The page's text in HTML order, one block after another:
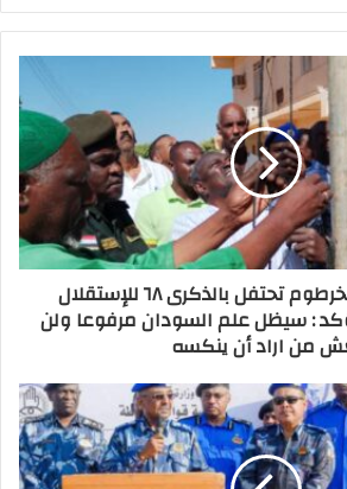
بالصور ... ولاية الخرطوم تحتفل بالذكرى ٦٨ للإستقلال
: سيظل علم السودان مرفوعا ولن
من اراد أن ينكسه